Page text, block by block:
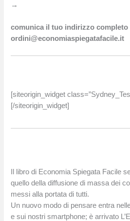
→
comunica il tuo indirizzo completo
ordini@economiaspiegatafacile.it
[siteorigin_widget
[/siteorigin_widget]
Il libro di Economia Spiegata Facile
quello della diffusione di massa dei
messi alla portata di tutti.
Un nuovo modo di pensare entra
e sui nostri smartphone; è arrivato